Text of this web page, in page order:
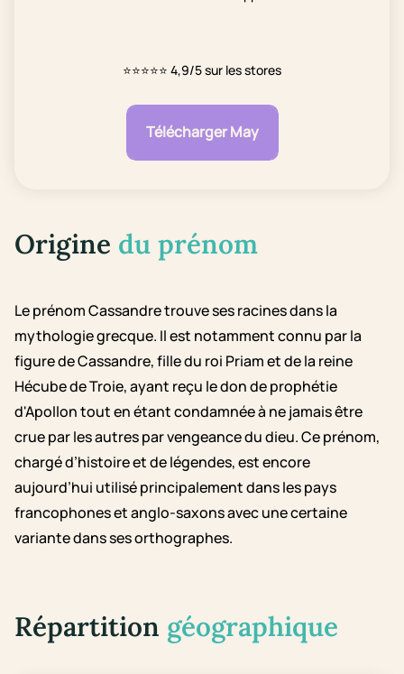
⭐⭐⭐⭐⭐ 4,9/5 sur les stores
Télécharger May
Origine du prénom
Le prénom Cassandre trouve ses racines dans la
mythologie grecque. Il est notamment connu par la
figure de Cassandre, fille du roi Priam et de la reine
Hécube de Troie, ayant reçu le don de prophétie
d'Apollon tout en étant condamnée à ne jamais être
crue par les autres par vengeance du dieu. Ce prénom,
chargé d’histoire et de légendes, est encore
aujourd’hui utilisé principalement dans les pays
francophones et anglo-saxons avec une certaine
variante dans ses orthographes.
Répartition géographique